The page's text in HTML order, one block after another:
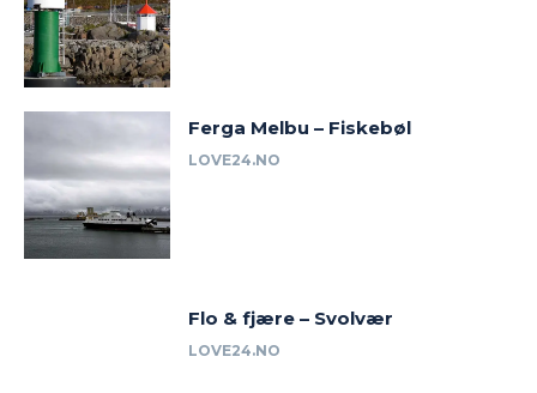
Ferga Melbu – Fiskebøl
LOVE24.NO
Flo & fjære – Svolvær
LOVE24.NO